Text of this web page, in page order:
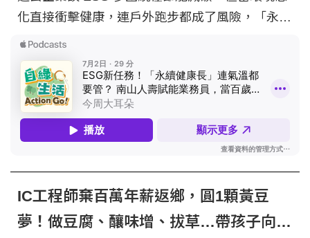
Action Go! EP90
化直接衝擊健康，連戶外跑步都成了風險，「永
續」定義顯然需被重新改寫。 2025 年底，南山人
壽設「永續健康長」一職，由兼具精算與策略整合
背景，人稱威大的陳維新出任。陳維新用「天秤」
形容永續健康長一職，像是一個支點，左手撐起個
人健康，右手扛起環境永續。 - 主持人｜儀璇 與
談人｜南山人壽永續健康長 陳維新 文章連結｜
IC工程師棄百萬年薪返鄉，圓1顆黃豆
夢！做豆腐、釀味增、拔草…帶孩子向大